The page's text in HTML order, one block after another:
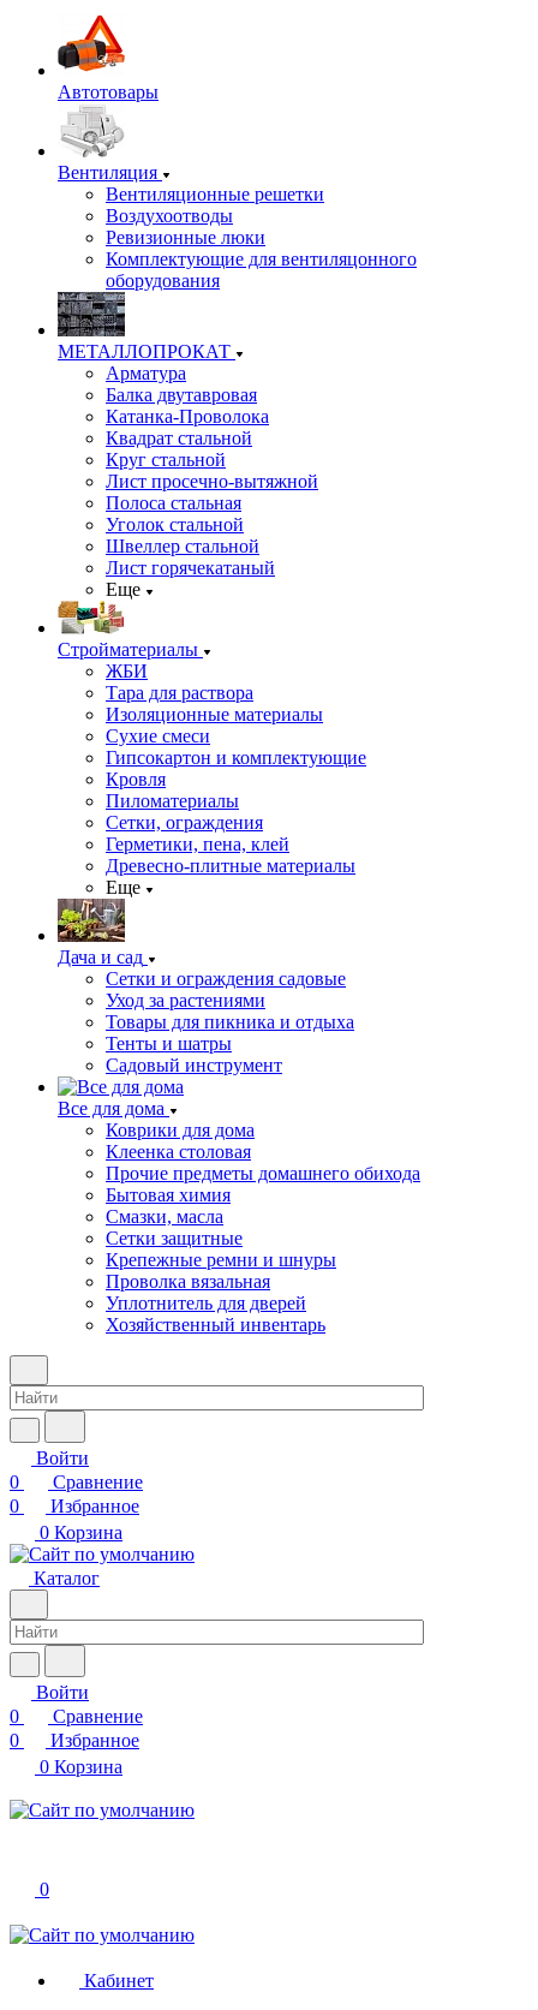
Автотовары
Вентиляция
Вентиляционные решетки
Воздухоотводы
Ревизионные люки
Комплектующие для вентиляцонного
оборудования
МЕТАЛЛОПРОКАТ
Арматура
Балка двутавровая
Катанка-Проволока
Квадрат стальной
Круг стальной
Лист просечно-вытяжной
Полоса стальная
Уголок стальной
Швеллер стальной
Лист горячекатаный
Еще
Стройматериалы
ЖБИ
Тара для раствора
Изоляционные материалы
Сухие смеси
Гипсокартон и комплектующие
Кровля
Пиломатериалы
Сетки, ограждения
Герметики, пена, клей
Древесно-плитные материалы
Еще
Дача и сад
Сетки и ограждения садовые
Уход за растениями
Товары для пикника и отдыха
Тенты и шатры
Садовый инструмент
Все для дома
Коврики для дома
Клеенка столовая
Прочие предметы домашнего обихода
Бытовая химия
Смазки, масла
Сетки защитные
Крепежные ремни и шнуры
Проволка вязальная
Уплотнитель для дверей
Хозяйственный инвентарь
Войти
0
Сравнение
0
Избранное
0 Корзина
Каталог
Войти
0
Сравнение
0
Избранное
0 Корзина
0
Кабинет